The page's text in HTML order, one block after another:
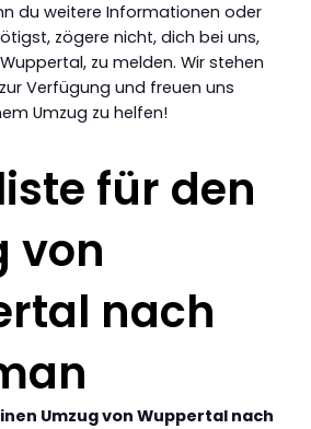
du weitere Informationen oder
zögere nicht, dich bei uns,
zu melden. Wir stehen
Verfügung und freuen uns
Umzug zu helfen!
für den
von
nach
Umzug von Wuppertal nach